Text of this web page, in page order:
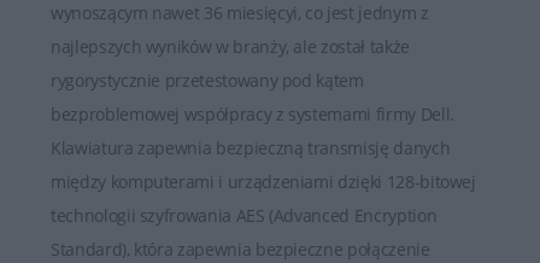
wynoszącym nawet 36 miesięcyi, co jest jednym z
najlepszych wyników w branży, ale został także
rygorystycznie przetestowany pod kątem
bezproblemowej współpracy z systemami firmy Dell.
Klawiatura zapewnia bezpieczną transmisję danych
między komputerami i urządzeniami dzięki 128-bitowej
technologii szyfrowania AES (Advanced Encryption
Standard), która zapewnia bezpieczne połączenie